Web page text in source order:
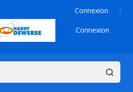
Connexion
Connexion